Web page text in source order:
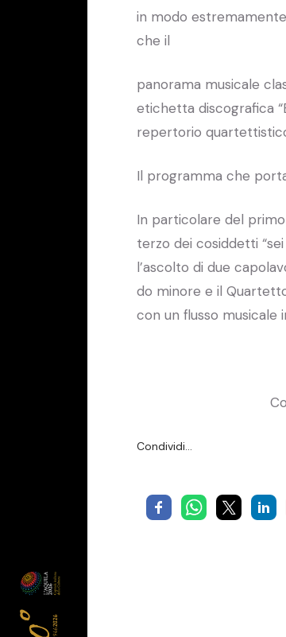
in modo
che il
panorama musicale
etichetta discografica
repertorio
Il programma che
In particolare del primo
terzo dei cosiddetti
l’ascolto di due
do minore e il
con un flusso musicale
Condividi…